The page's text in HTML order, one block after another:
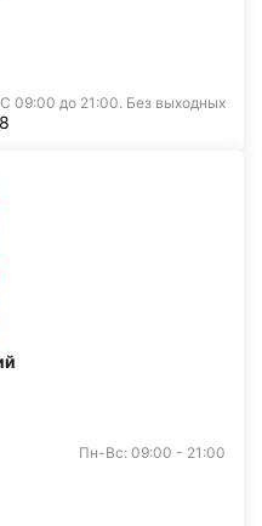
С 09:00 до 21:00. Без выходных
Пн-Вс: 09:00 - 21:00